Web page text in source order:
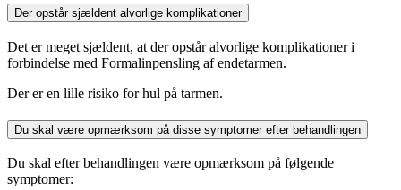
Der opstår sjældent alvorlige komplikationer
Det er meget sjældent, at der opstår alvorlige komplikationer i
forbindelse med Formalinpensling af endetarmen.
Der er en lille risiko for hul på tarmen.
Du skal være opmærksom på disse symptomer efter behandlingen
Du skal efter behandlingen være opmærksom på følgende
symptomer: